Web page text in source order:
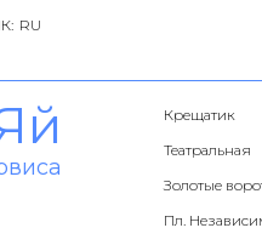
Крещатик
Театральная
Золотые
Пл.